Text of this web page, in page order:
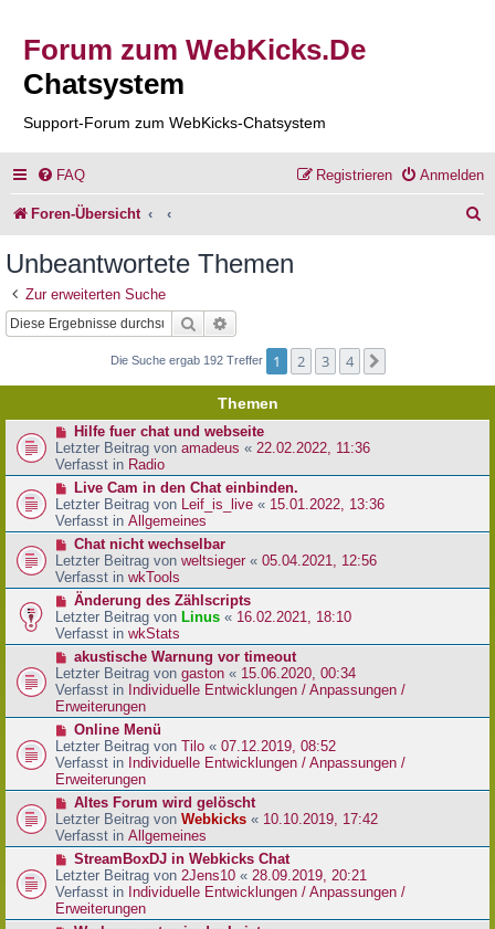
Forum zum WebKicks.De
Chatsystem
Support-Forum zum WebKicks-Chatsystem
FAQ Anmelden
Registrieren
Foren-Übersicht
Unbeantwortete Themen
Zur erweiterten Suche
Suche
Die Suche ergab 192 Treffer 1 2 3 4
Themen
N
e
u
e
r
B
e
t
r
a
g
Hilfe fuer chat und webseite
Letzter Beitrag von amadeus « 22.02.2022, 11:36
Verfasst in Radio
N
e
u
e
r
B
e
t
r
a
g
Live Cam in den Chat einbinden.
Letzter Beitrag von Leif_is_live « 15.01.2022, 13:36
Verfasst in Allgemeines
N
e
u
e
r
B
e
t
r
a
g
Chat nicht wechselbar
Letzter Beitrag von weltsieger « 05.04.2021, 12:56
Verfasst in wkTools
N
e
u
e
r
B
e
i
r
a
g
Änderung des Zählscripts
Letzter Beitrag von Linus « 16.02.2021, 18:10
Verfasst in wkStats
N
e
u
e
r
B
e
i
t
a
g
akustische Warnung vor timeout
Letzter Beitrag von gaston « 15.06.2020, 00:34
Verfasst in Individuelle Entwicklungen / Anpassungen /
Erweiterungen
N
e
u
e
r
B
e
i
r
a
g
Online Menü
Letzter Beitrag von Tilo « 07.12.2019, 08:52
Verfasst in Individuelle Entwicklungen / Anpassungen /
Erweiterungen
N
e
u
e
r
B
e
i
Altes Forum wird gelöscht
Letzter Beitrag von Webkicks « 10.10.2019, 17:42
Verfasst in Allgemeines
N
e
u
e
r
StreamBoxDJ in Webkicks Chat
Letzter Beitrag von 2Jens10 « 28.09.2019, 20:21
Verfasst in Individuelle Entwicklungen / Anpassungen /
Erweiterungen